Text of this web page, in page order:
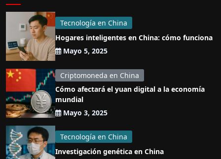
Tecnología en China
Hogares inteligentes en China: cómo funciona
Mayo 5, 2025
Criptomoneda en China
Cómo afectará el yuan digital a la economía
mundial
Mayo 3, 2025
Tecnología en China
Investigación genética en China